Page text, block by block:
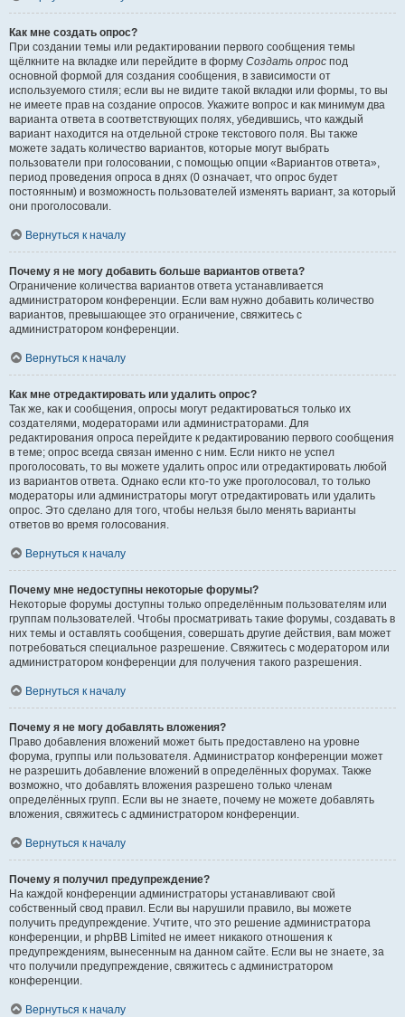
Как мне создать опрос?
При создании темы или редактировании первого сообщения темы
щёлкните на вкладке или перейдите в форму Создать опрос под
основной формой для создания сообщения, в зависимости от
используемого стиля; если вы не видите такой вкладки или формы, то вы
не имеете прав на создание опросов. Укажите вопрос и как минимум два
варианта ответа в соответствующих полях, убедившись, что каждый
вариант находится на отдельной строке текстового поля. Вы также
можете задать количество вариантов, которые могут выбрать
пользователи при голосовании, с помощью опции «Вариантов ответа»,
период проведения опроса в днях (0 означает, что опрос будет
постоянным) и возможность пользователей изменять вариант, за который
они проголосовали.
Вернуться к началу
Почему я не могу добавить больше вариантов ответа?
Ограничение количества вариантов ответа устанавливается
администратором конференции. Если вам нужно добавить количество
вариантов, превышающее это ограничение, свяжитесь с
администратором конференции.
Вернуться к началу
Как мне отредактировать или удалить опрос?
Так же, как и сообщения, опросы могут редактироваться только их
создателями, модераторами или администраторами. Для
редактирования опроса перейдите к редактированию первого сообщения
в теме; опрос всегда связан именно с ним. Если никто не успел
проголосовать, то вы можете удалить опрос или отредактировать любой
из вариантов ответа. Однако если кто-то уже проголосовал, то только
модераторы или администраторы могут отредактировать или удалить
опрос. Это сделано для того, чтобы нельзя было менять варианты
ответов во время голосования.
Вернуться к началу
Почему мне недоступны некоторые форумы?
Некоторые форумы доступны только определённым пользователям или
группам пользователей. Чтобы просматривать такие форумы, создавать в
них темы и оставлять сообщения, совершать другие действия, вам может
потребоваться специальное разрешение. Свяжитесь с модератором или
администратором конференции для получения такого разрешения.
Вернуться к началу
Почему я не могу добавлять вложения?
Право добавления вложений может быть предоставлено на уровне
форума, группы или пользователя. Администратор конференции может
не разрешить добавление вложений в определённых форумах. Также
возможно, что добавлять вложения разрешено только членам
определённых групп. Если вы не знаете, почему не можете добавлять
вложения, свяжитесь с администратором конференции.
Вернуться к началу
Почему я получил предупреждение?
На каждой конференции администраторы устанавливают свой
собственный свод правил. Если вы нарушили правило, вы можете
получить предупреждение. Учтите, что это решение администратора
конференции, и phpBB Limited не имеет никакого отношения к
предупреждениям, вынесенным на данном сайте. Если вы не знаете, за
что получили предупреждение, свяжитесь с администратором
конференции.
Вернуться к началу